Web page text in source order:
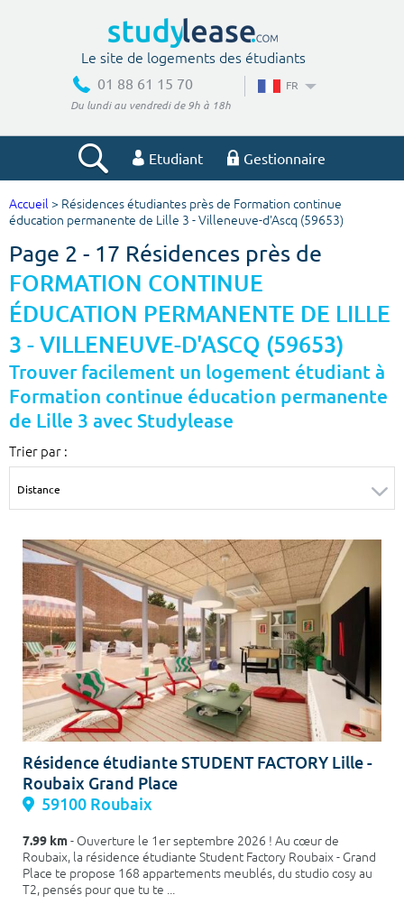
Le site de logements des étudiants
01 88 61 15 70
Du lundi au vendredi de 9h à 18h
FR
Etudiant Gestionnaire
Votre recherche
Ville, école
Budget min
€
Budget max
€
Surface min
m²
Surface max
m²
Type de location
Colocation
Votre date d'entrée
Chercher
Accueil > Résidences étudiantes près de Formation continue
éducation permanente de Lille 3 - Villeneuve-d'Ascq (59653)
Page 2 - 17 Résidences près de
FORMATION CONTINUE
ÉDUCATION PERMANENTE DE LILLE
3 - VILLENEUVE-D'ASCQ (59653)
Trouver facilement un logement étudiant à
Formation continue éducation permanente
de Lille 3 avec Studylease
Trier par :
Résidence étudiante STUDENT FACTORY Lille -
Roubaix Grand Place
59100 Roubaix
7.99 km- Ouverture le 1er septembre 2026 ! Au cœur de
Roubaix, la résidence étudiante Student Factory Roubaix - Grand
Place te propose 168 appartements meublés, du studio cosy au
T2, pensés pour que tu te ...